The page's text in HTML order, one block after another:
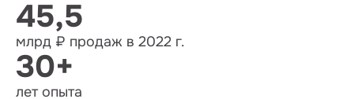
45,5
млрд ₽ продаж в 2022 г.
30+
лет опыта